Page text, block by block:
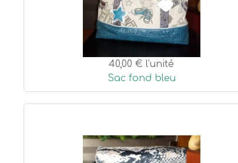
40,00 € l'unité
Sac fond bleu